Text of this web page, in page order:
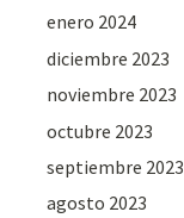
enero 2024
diciembre 2023
noviembre 2023
octubre 2023
septiembre 2023
agosto 2023